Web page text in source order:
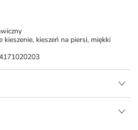
kieszenie, kieszeń na piersi, miękki